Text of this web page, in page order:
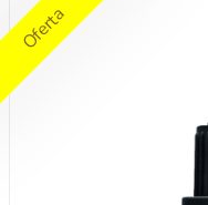
Oferta